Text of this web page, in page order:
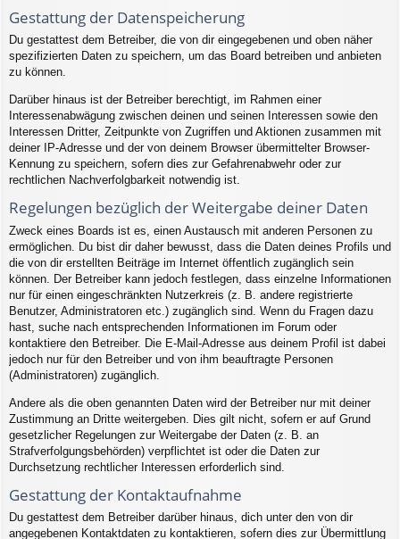
Gestattung der Datenspeicherung
Du gestattest dem Betreiber, die von dir eingegebenen und oben näher
spezifizierten Daten zu speichern, um das Board betreiben und anbieten
zu können.
Darüber hinaus ist der Betreiber berechtigt, im Rahmen einer
Interessenabwägung zwischen deinen und seinen Interessen sowie den
Interessen Dritter, Zeitpunkte von Zugriffen und Aktionen zusammen mit
deiner IP-Adresse und der von deinem Browser übermittelter Browser-
Kennung zu speichern, sofern dies zur Gefahrenabwehr oder zur
rechtlichen Nachverfolgbarkeit notwendig ist.
Regelungen bezüglich der Weitergabe deiner Daten
Zweck eines Boards ist es, einen Austausch mit anderen Personen zu
ermöglichen. Du bist dir daher bewusst, dass die Daten deines Profils und
die von dir erstellten Beiträge im Internet öffentlich zugänglich sein
können. Der Betreiber kann jedoch festlegen, dass einzelne Informationen
nur für einen eingeschränkten Nutzerkreis (z. B. andere registrierte
Benutzer, Administratoren etc.) zugänglich sind. Wenn du Fragen dazu
hast, suche nach entsprechenden Informationen im Forum oder
kontaktiere den Betreiber. Die E-Mail-Adresse aus deinem Profil ist dabei
jedoch nur für den Betreiber und von ihm beauftragte Personen
(Administratoren) zugänglich.
Andere als die oben genannten Daten wird der Betreiber nur mit deiner
Zustimmung an Dritte weitergeben. Dies gilt nicht, sofern er auf Grund
gesetzlicher Regelungen zur Weitergabe der Daten (z. B. an
Strafverfolgungsbehörden) verpflichtet ist oder die Daten zur
Durchsetzung rechtlicher Interessen erforderlich sind.
Gestattung der Kontaktaufnahme
Du gestattest dem Betreiber darüber hinaus, dich unter den von dir
angegebenen Kontaktdaten zu kontaktieren, sofern dies zur Übermittlung